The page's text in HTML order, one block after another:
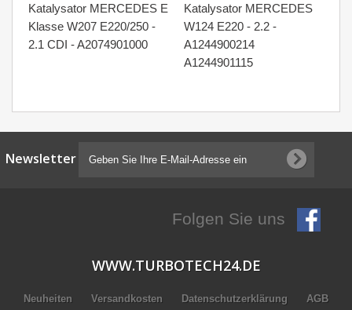
Katalysator MERCEDES E
Klasse W207 E220/250 -
2.1 CDI - A2074901000
Katalysator MERCEDES
W124 E220 - 2.2 -
A1244900214
A1244901115
Newsletter
Folgen Sie uns
WWW.TURBOTECH24.DE
Neuheiten Versandkosten Datenschutzerklärung AGB